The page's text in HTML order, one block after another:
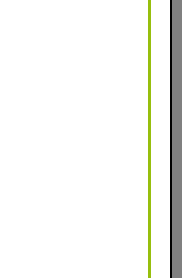
pour
le bouton
ou à des